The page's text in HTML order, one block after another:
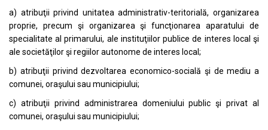
a) atribuţii privind unitatea administrativ-teritorială, organizarea
proprie, precum şi organizarea şi funcţionarea aparatului de
specialitate al primarului, ale instituţiilor publice de interes local şi
ale societăţilor şi regiilor autonome de interes local;
b) atribuţii privind dezvoltarea economico-socială şi de mediu a
comunei, oraşului sau municipiului;
c) atribuţii privind administrarea domeniului public şi privat al
comunei, oraşului sau municipiului;